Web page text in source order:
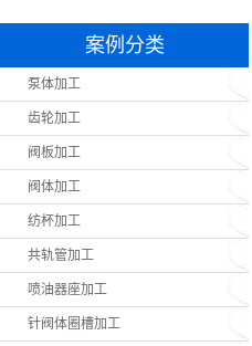
案例分类
泵体加工
齿轮加工
阀板加工
阀体加工
纺杯加工
共轨管加工
喷油器座加工
针阀体圈槽加工